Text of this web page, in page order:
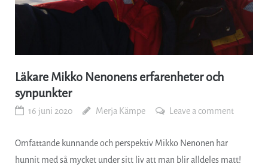
Läkare Mikko Nenonens erfarenheter och
synpunkter
16 juni 2020 Merja Kämpe Leave a comment
Omfattande kunnande och perspektiv Mikko Nenonen har
hunnit med så mycket under sitt liv att man blir alldeles matt!